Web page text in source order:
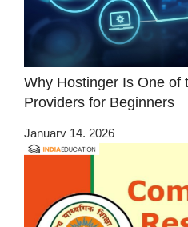
Why Hostinger Is One of
Providers for Beginners
January 14, 2026